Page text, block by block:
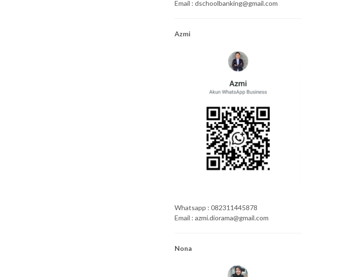
Email : dschoolbanking@gmail.com
Azmi
Whatsapp : 082311445878
Email : azmi.diorama@gmail.com
Nona